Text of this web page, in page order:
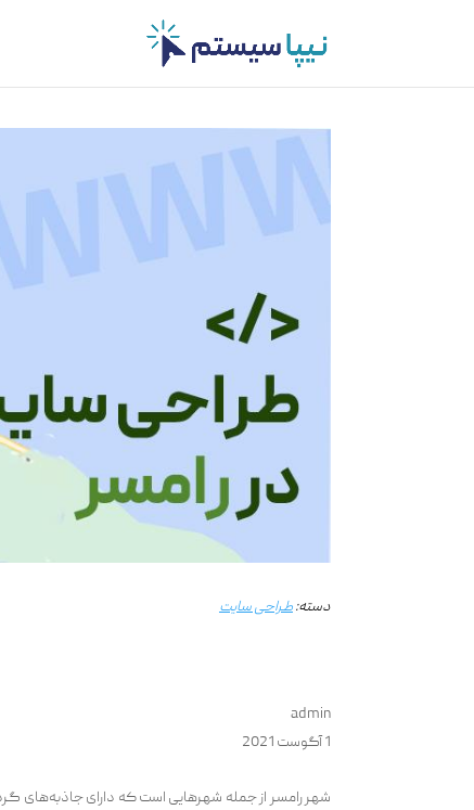
دسته:طراحی سایت
admin
1 آگوست 2021
شهر رامسر از جمله شهرهایی است که دارای جاذبه‌‌های